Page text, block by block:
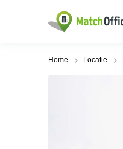
Home Locatie